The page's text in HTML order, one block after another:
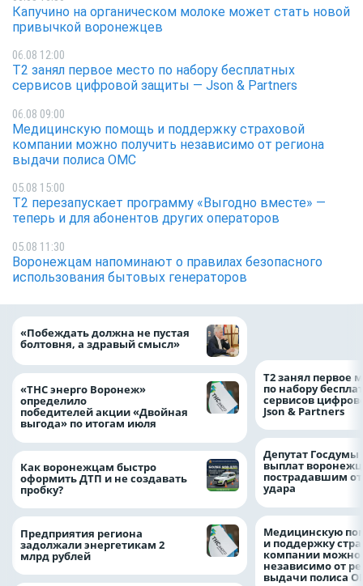
Капучино на органическом молоке может стать новой
привычкой воронежцев
06.08 12:00
Т2 занял первое место по набору бесплатных
сервисов цифровой защиты — Json & Partners
06.08 09:00
Медицинскую помощь и поддержку страховой
компании можно получить независимо от региона
выдачи полиса ОМС
05.08 15:00
Т2 перезапускает программу «Выгодно вместе» —
теперь и для абонентов других операторов
05.08 11:30
Воронежцам напоминают о правилах безопасного
использования бытовых генераторов
«Побеждать должна не пустая
болтовня, а здравый смысл»
«ТНС энерго Воронеж»
определило
победителей акции «Двойная
выгода» по итогам июля
Как воронежцам быстро
оформить ДТП и не создавать
пробку?
Предприятия региона
задолжали энергетикам 2
млрд рублей
Т2 занял первое
по набору
сервисов
Json & Partners
Депутат Госдумы
выплат
пострадавшим от
удара
Медицинскую
и поддержку
компании можно
независимо от
выдачи полиса